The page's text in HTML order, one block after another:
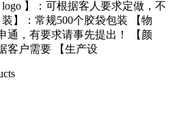
】：可根据客人要求定做，不
】：常规500个胶袋包装 【物
通，有要求请事先提出！ 【颜
客户需要 【生产设